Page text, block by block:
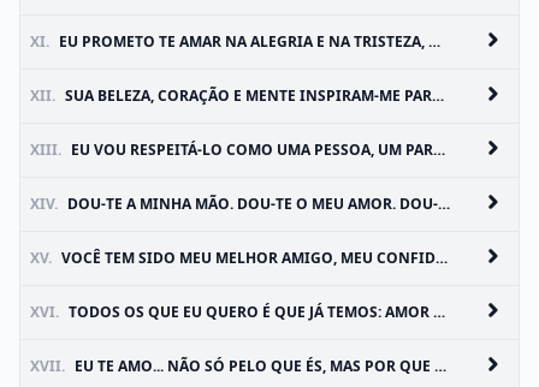
XI. EU PROMETO TE AMAR NA ALEGRIA E NA TRISTEZA, QUANDO A VIDA PARECE FÁCIL E QUANDO ELE PARECE DIFÍCIL, QUANDO O NOSSO AMOR É SIMPLES, E QUANDO É UM ESFORÇO
XII. SUA BELEZA, CORAÇÃO E MENTE INSPIRAM-ME PARA SER A MELHOR PESSOA QUE PODE SER
XIII. EU VOU RESPEITÁ-LO COMO UMA PESSOA, UM PARCEIRO E UM IGUAL
XIV. DOU-TE A MINHA MÃO. DOU-TE O MEU AMOR. DOU-TE ME
XV. VOCÊ TEM SIDO MEU MELHOR AMIGO, MEU CONFIDENTE, MEU ARTISTA, UM NAMORADO INCRÍVEL E MEU MAIOR DESAFIO
XVI. TODOS OS QUE EU QUERO É QUE JÁ TEMOS: AMOR VERDADEIRO
XVII. EU TE AMO... NÃO SÓ PELO QUE ÉS, MAS POR QUE EU SOU QUANDO ESTOU COM VOCÊ